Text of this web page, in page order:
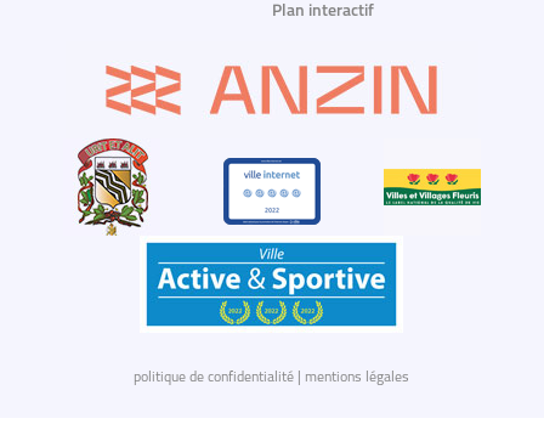
Plan interactif
politique de confidentialité mentions légales